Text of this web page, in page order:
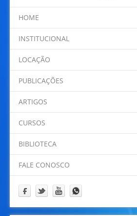
HOME
INSTITUCIONAL
Quem somos
Regimento Interno
Programação
LOCAÇÃO
Nossos Espaços
Localização
PUBLICAÇÕES
ARTIGOS
Papa Francisco
Programação
CURSOS
BIBLIOTECA
FALE CONOSCO